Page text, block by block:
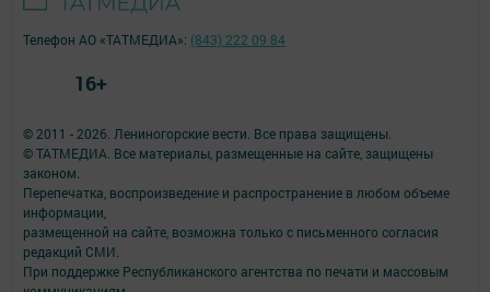
© 2011 - 2026. Лениногорские вести. Все права защищены.
© ТАТМЕДИА. Все материалы, размещенные на сайте, защищены
законом.
Перепечатка, воспроизведение и распространение в любом объеме
информации,
размещенной на сайте, возможна только с письменного согласия
редакций СМИ.
При поддержке Республиканского агентства по печати и массовым
Телефон АО «ТАТМЕДИА»: (843) 222 09 84
16+